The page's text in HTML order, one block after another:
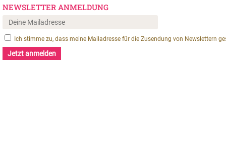
NEWSLETTER ANMELDUNG
Ich stimme zu, dass meine Mailadresse für die Zusendung von Newslettern